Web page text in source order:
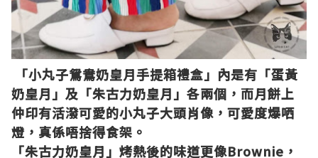
「小丸子鴛鴦奶皇月手提箱禮盒」內是有「蛋黃
奶皇月」及「朱古力奶皇月」各兩個，而月餅上
仲印有活潑可愛的小丸子大頭肖像，可愛度爆哂
燈，真係唔捨得食架。
「朱古力奶皇月」烤熱後的味道更像Brownie，